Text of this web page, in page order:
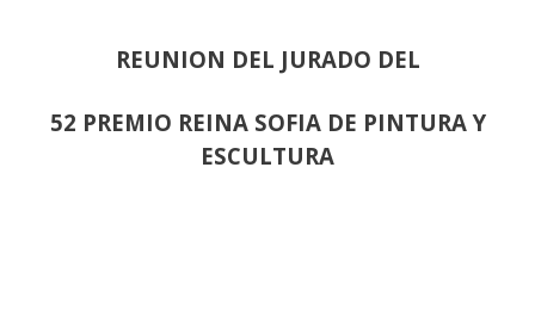
REUNION DEL JURADO DEL
52 PREMIO REINA SOFIA DE PINTURA Y
ESCULTURA